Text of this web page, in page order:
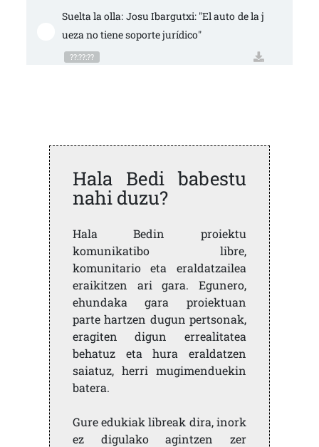
Suelta la olla: Josu Ibargutxi: "El auto de la j
ueza no tiene soporte jurídico"
??:??:??
Hala Bedi babestu
nahi duzu?
Hala Bedin proiektu
komunikatibo libre,
komunitario eta eraldatzailea
eraikitzen ari gara. Egunero,
ehundaka gara proiektuan
parte hartzen dugun pertsonak,
eragiten digun errealitatea
behatuz eta hura eraldatzen
saiatuz, herri mugimenduekin
batera.
Gure edukiak libreak dira, inork
ez digulako agintzen zer